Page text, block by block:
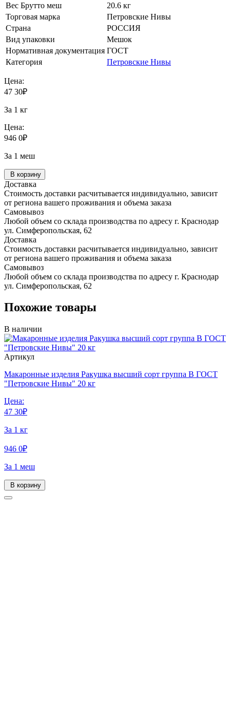
Вес Брутто меш
20.6 кг
Торговая марка
Петровские Нивы
Страна
РОССИЯ
Вид упаковки
Мешок
Нормативная документация ГОСТ
Категория
Петровские Нивы
Цена:
47 30₽
За 1 кг
Цена:
946 0₽
За 1 меш
В корзину
Доставка
Стоимость доставки расчитывается индивидуально, зависит
от региона вашего проживания и объема заказа
Самовывоз
Любой объем со склада производства по адресу г. Краснодар
ул. Симферопольская, 62
Доставка
Стоимость доставки расчитывается индивидуально, зависит
от региона вашего проживания и объема заказа
Самовывоз
Любой объем со склада производства по адресу г. Краснодар
ул. Симферопольская, 62
Похожие товары
В наличии
Артикул
Макаронные изделия Ракушка высший сорт группа В ГОСТ
"Петровские Нивы" 20 кг
Цена:
47 30₽
За 1 кг
946 0₽
За 1 меш
В корзину